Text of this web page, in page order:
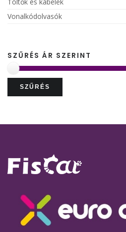
Töltők és kábelek
Vonalkódolvasók
SZŰRÉS ÁR SZERINT
SZŰRÉS